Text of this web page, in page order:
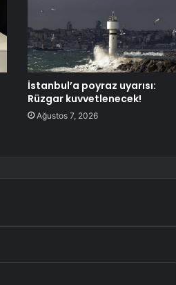
İstanbul’a poyraz uyarısı:
Rüzgar kuvvetlenecek!
Ağustos 7, 2026